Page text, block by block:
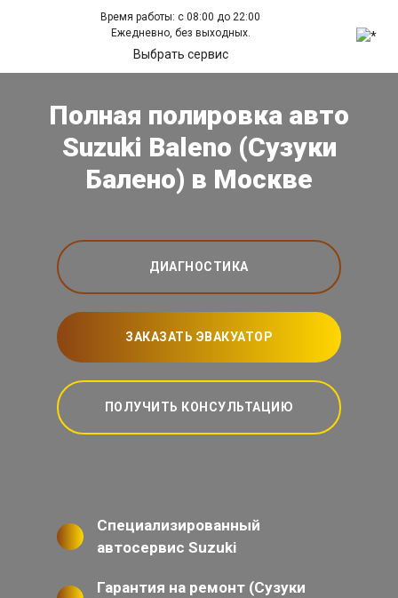
Время работы: с 08:00 до 22:00
Ежедневно, без выходных.
Выбрать сервис
Полная полировка авто
Suzuki Baleno (Сузуки
Балено) в Москве
ДИАГНОСТИКА
ЗАКАЗАТЬ ЭВАКУАТОР
ПОЛУЧИТЬ КОНСУЛЬТАЦИЮ
Специализированный
автосервис Suzuki
Гарантия на ремонт (Сузуки